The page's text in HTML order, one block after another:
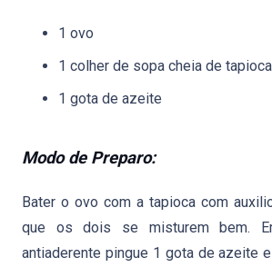
1 ovo
1 colher de sopa cheia de tapioca
1 gota de azeite
Modo de Preparo:
Bater o ovo com a tapioca com
que os dois se misturem bem.
antiaderente pingue 1 gota de azeite